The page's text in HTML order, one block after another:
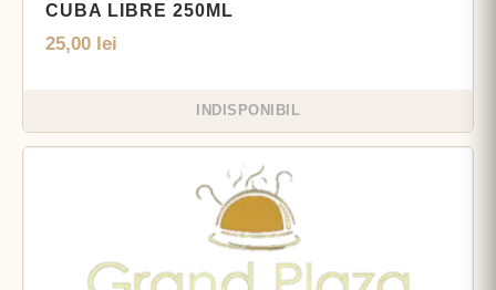
CUBA LIBRE 250ML
25,00 lei
INDISPONIBIL